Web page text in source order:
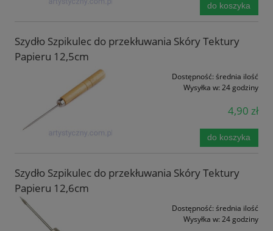
do koszyka
Szydło Szpikulec do przekłuwania Skóry Tektury
Papieru 12,5cm
Dostępność: średnia ilość
Wysyłka w: 24 godziny
4,90 zł
do koszyka
Szydło Szpikulec do przekłuwania Skóry Tektury
Papieru 12,6cm
Dostępność: średnia ilość
Wysyłka w: 24 godziny